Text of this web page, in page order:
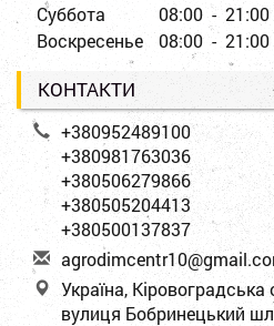
Суббота
08:00 - 21:00
Воскресенье
08:00 - 21:00
КОНТАКТИ
+380952489100
+380981763036
+380506279866
+380505204413
+380500137837
agrodimcentr10@gmail.c
Україна,
вулиця Бобринецький